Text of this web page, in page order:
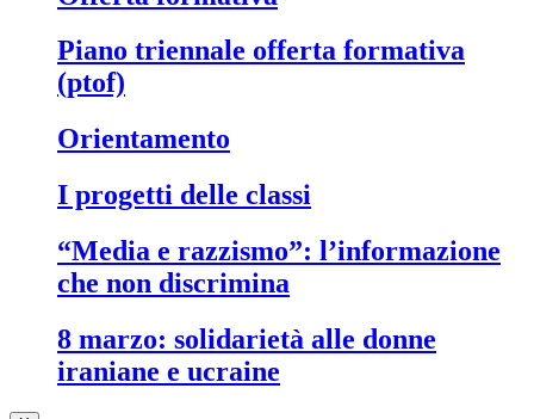
piano triennale offerta formativa
(ptof)
orientamento
i progetti delle classi
“media e razzismo”: l’informazione
che non discrimina
8 marzo: solidarietà alle donne
iraniane e ucraine